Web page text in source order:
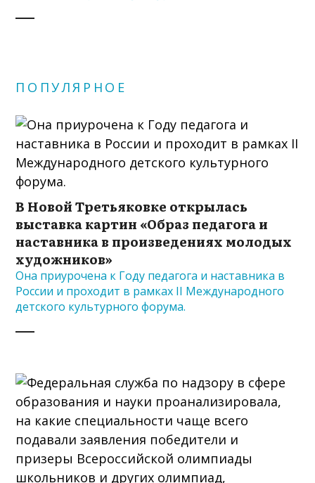
ПОПУЛЯРНОЕ
В Новой Третьяковке открылась
выставка картин «Образ педагога и
наставника в произведениях молодых
художников»
Она приурочена к Году педагога и наставника в
России и проходит в рамках II Международного
детского культурного форума.